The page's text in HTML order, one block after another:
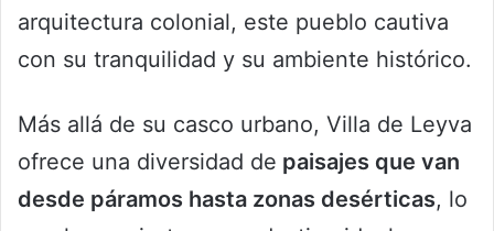
arquitectura colonial, este pueblo cautiva
con su tranquilidad y su ambiente histórico.
Más allá de su casco urbano, Villa de Leyva
ofrece una diversidad de paisajes que van
desde páramos hasta zonas desérticas, lo